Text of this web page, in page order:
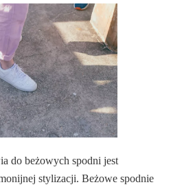
do beżowych spodni jest
stylizacji. Beżowe spodnie